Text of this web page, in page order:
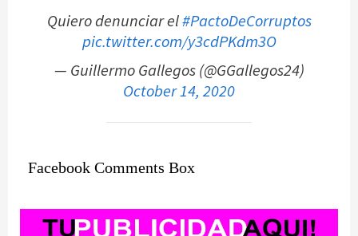
Quiero denunciar el#PactoDeCorruptos
pic.twitter.com/y3cdPKdm3O
— Guillermo Gallegos (@GGallegos24)
October 14, 2020
Facebook Comments Box